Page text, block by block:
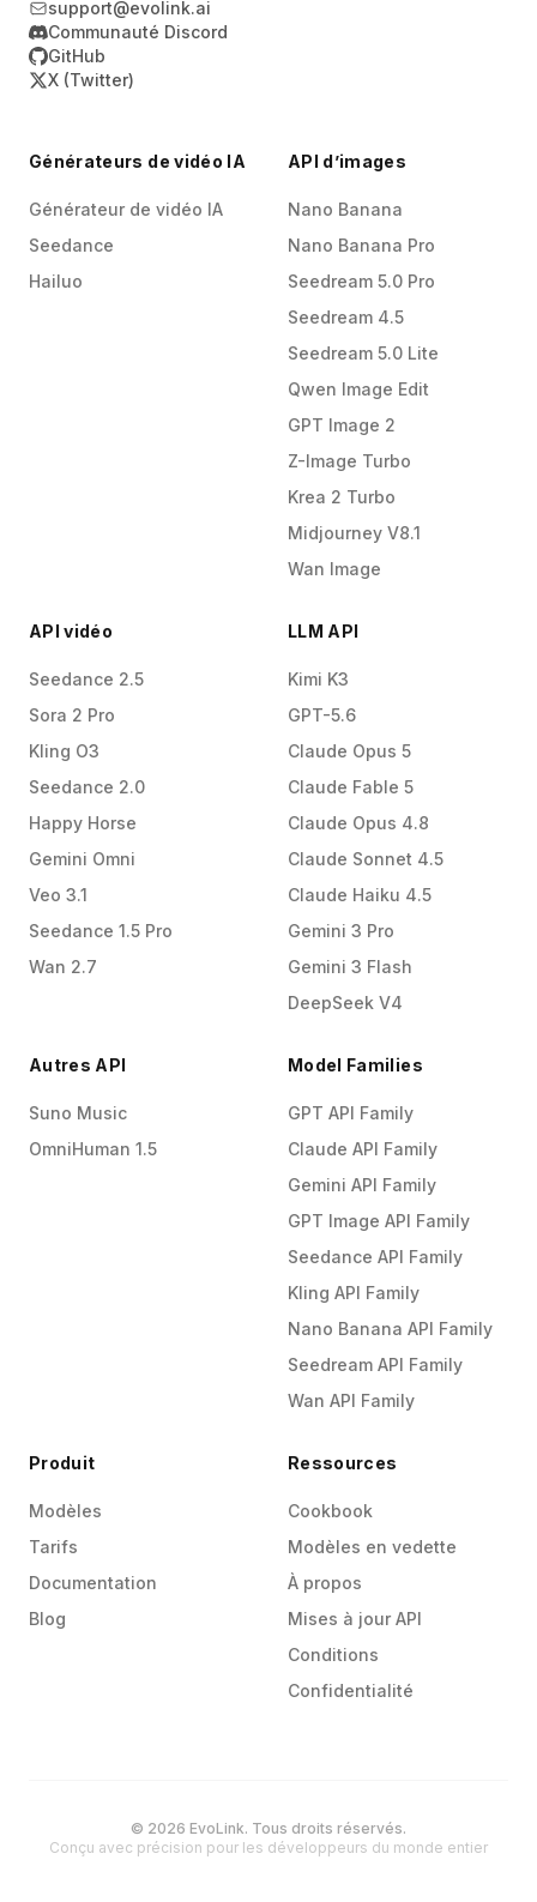
support@evolink.ai
Communauté Discord
GitHub
X (Twitter)
Générateurs de vidéo IA
Générateur de vidéo IA
Seedance
Hailuo
API d’images
Nano Banana
Nano Banana Pro
Seedream 5.0 Pro
Seedream 4.5
Seedream 5.0 Lite
Qwen Image Edit
GPT Image 2
Z-Image Turbo
Krea 2 Turbo
Midjourney V8.1
Wan Image
API vidéo
Seedance 2.5
Sora 2 Pro
Kling O3
Seedance 2.0
Happy Horse
Gemini Omni
Veo 3.1
Seedance 1.5 Pro
Wan 2.7
LLM API
Kimi K3
GPT-5.6
Claude Opus 5
Claude Fable 5
Claude Opus 4.8
Claude Sonnet 4.5
Claude Haiku 4.5
Gemini 3 Pro
Gemini 3 Flash
DeepSeek V4
Autres API
Suno Music
OmniHuman 1.5
Model Families
GPT API Family
Claude API Family
Gemini API Family
GPT Image API Family
Seedance API Family
Kling API Family
Nano Banana API Family
Seedream API Family
Wan API Family
Produit
Modèles
Tarifs
Documentation
Blog
Ressources
Cookbook
Modèles en vedette
À propos
Mises à jour API
Conditions
Confidentialité
© 2026 EvoLink. Tous droits réservés.
Conçu avec précision pour les développeurs du monde entier